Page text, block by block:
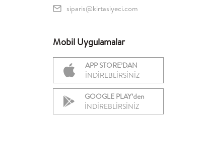
siparis@kirtasiyeci.com
Mobil Uygulamalar
APP STORE’DAN
İNDİREBLİRSİNİZ
GOOGLE PLAY’den
İNDİREBLİRSİNİZ